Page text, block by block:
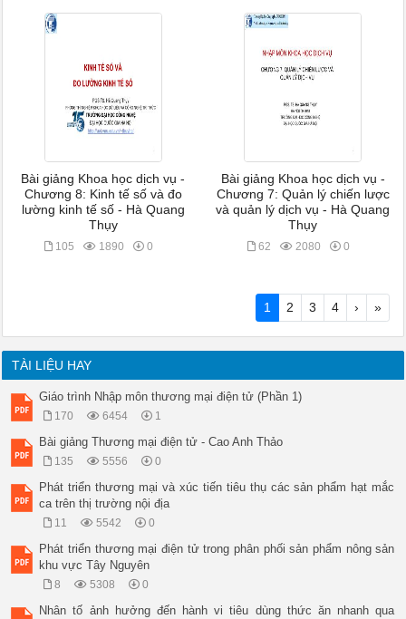
Bài giảng Khoa học dịch vụ -
Chương 8: Kinh tế số và đo
lường kinh tế số - Hà Quang
Thụy
105 1890 0
Bài giảng Khoa học dịch vụ -
Chương 7: Quản lý chiến lược
và quản lý dịch vụ - Hà Quang
Thụy
62 2080 0
1 2 3 4 › »
TÀI LIỆU HAY
Giáo trình Nhập môn thương mại điện tử (Phần 1)
170 6454 1
Bài giảng Thương mại điện tử - Cao Anh Thảo
135 5556 0
Phát triển thương mại và xúc tiến tiêu thụ các sản phẩm hạt mắc
ca trên thị trường nội địa
11 5542 0
Phát triển thương mại điện tử trong phân phối sản phẩm nông sản
khu vực Tây Nguyên
8 5308 0
Nhân tố ảnh hưởng đến hành vi tiêu dùng thức ăn nhanh qua